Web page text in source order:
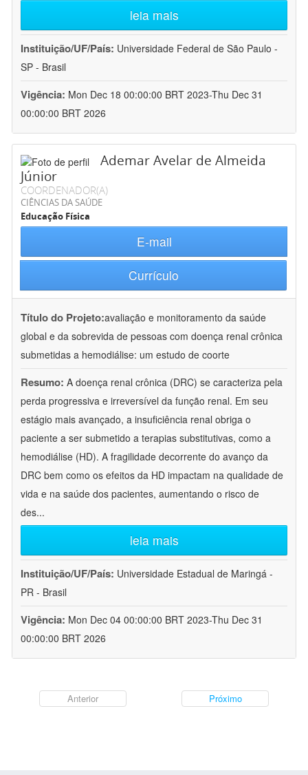
leia mais
Instituição/UF/País: Universidade Federal de São Paulo -
SP - Brasil
Vigência: Mon Dec 18 00:00:00 BRT 2023-Thu Dec 31
00:00:00 BRT 2026
Ademar Avelar de Almeida
Júnior
COORDENADOR(A)
CIÊNCIAS DA SAÚDE
Educação Física
E-mail
Currículo
Título do Projeto:avaliação e monitoramento da saúde
global e da sobrevida de pessoas com doença renal crônica
submetidas a hemodiálise: um estudo de coorte
Resumo: A doença renal crônica (DRC) se caracteriza pela
perda progressiva e irreversível da função renal. Em seu
estágio mais avançado, a insuficiência renal obriga o
paciente a ser submetido a terapias substitutivas, como a
hemodiálise (HD). A fragilidade decorrente do avanço da
DRC bem como os efeitos da HD impactam na qualidade de
vida e na saúde dos pacientes, aumentando o risco de
des...
leia mais
Instituição/UF/País: Universidade Estadual de Maringá -
PR - Brasil
Vigência: Mon Dec 04 00:00:00 BRT 2023-Thu Dec 31
00:00:00 BRT 2026
Anterior Próximo